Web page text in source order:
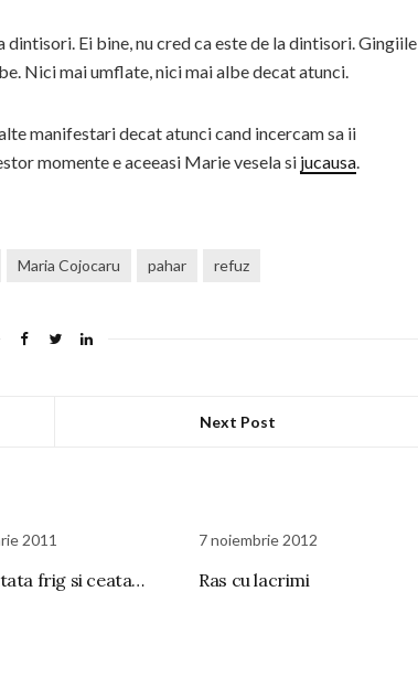
Ei bine, nu cred ca este de la dintisori. Gingiile
Nici mai umflate, nici mai albe decat atunci.
manifestari decat atunci cand incercam sa ii
momente e aceeasi Marie vesela si jucausa.
Maria Cojocaru pahar refuz
Next Post
2011
frig si ceata…
7 noiembrie 2012
Ras cu lacrimi